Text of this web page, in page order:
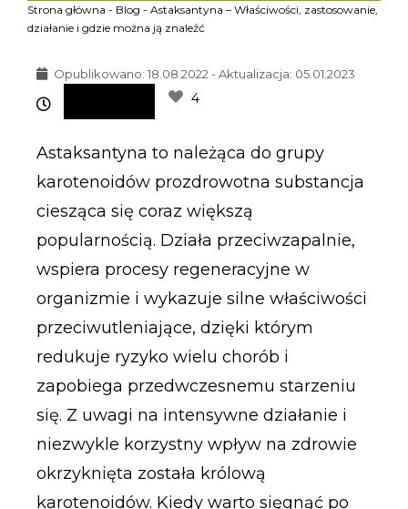
Strona główna - Blog - Astaksantyna – Właściwości, zastosowanie,
działanie i gdzie można ją znaleźć
Opublikowano: 18.08.2022 - Aktualizacja: 05.01.2023
4
Astaksantyna to należąca do grupy
karotenoidów prozdrowotna substancja
ciesząca się coraz większą
popularnością. Działa przeciwzapalnie,
wspiera procesy regeneracyjne w
organizmie i wykazuje silne właściwości
przeciwutleniające, dzięki którym
redukuje ryzyko wielu chorób i
zapobiega przedwczesnemu starzeniu
się. Z uwagi na intensywne działanie i
niezwykle korzystny wpływ na zdrowie
okrzyknięta została królową
karotenoidów. Kiedy warto sięgnąć po